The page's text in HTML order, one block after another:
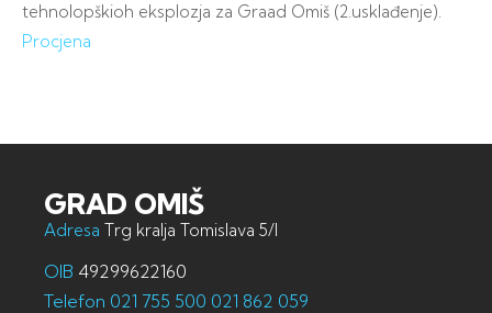
tehnolopškioh eksplozja za Graad Omiš (2.usklađenje).
Procjena
GRAD OMIŠ
Adresa Trg kralja Tomislava 5/I
OIB 49299622160
Telefon 021 755 500 021 862 059